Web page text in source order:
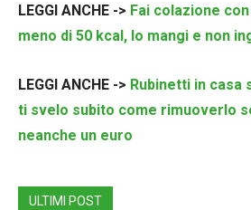
LEGGI ANCHE -> Fai colazione
meno di 50 kcal, lo mangi e non
LEGGI ANCHE -> Rubinetti in casa
ti svelo subito come rimuoverlo
neanche un euro
ULTIMI POST